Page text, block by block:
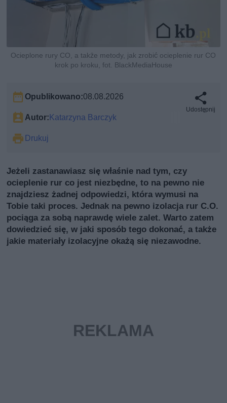
Ocieplone rury CO, a także metody, jak zrobić ocieplenie rur CO
krok po kroku, fot. BlackMediaHouse
Opublikowano:08.08.2026
Autor: Katarzyna Barczyk
Drukuj
Udostępnij
Jeżeli zastanawiasz się właśnie nad tym, czy
ocieplenie rur co jest niezbędne, to na pewno nie
znajdziesz żadnej odpowiedzi, która wymusi na
Tobie taki proces. Jednak na pewno izolacja rur C.O.
pociąga za sobą naprawdę wiele zalet. Warto zatem
dowiedzieć się, w jaki sposób tego dokonać, a także
jakie materiały izolacyjne okażą się niezawodne.